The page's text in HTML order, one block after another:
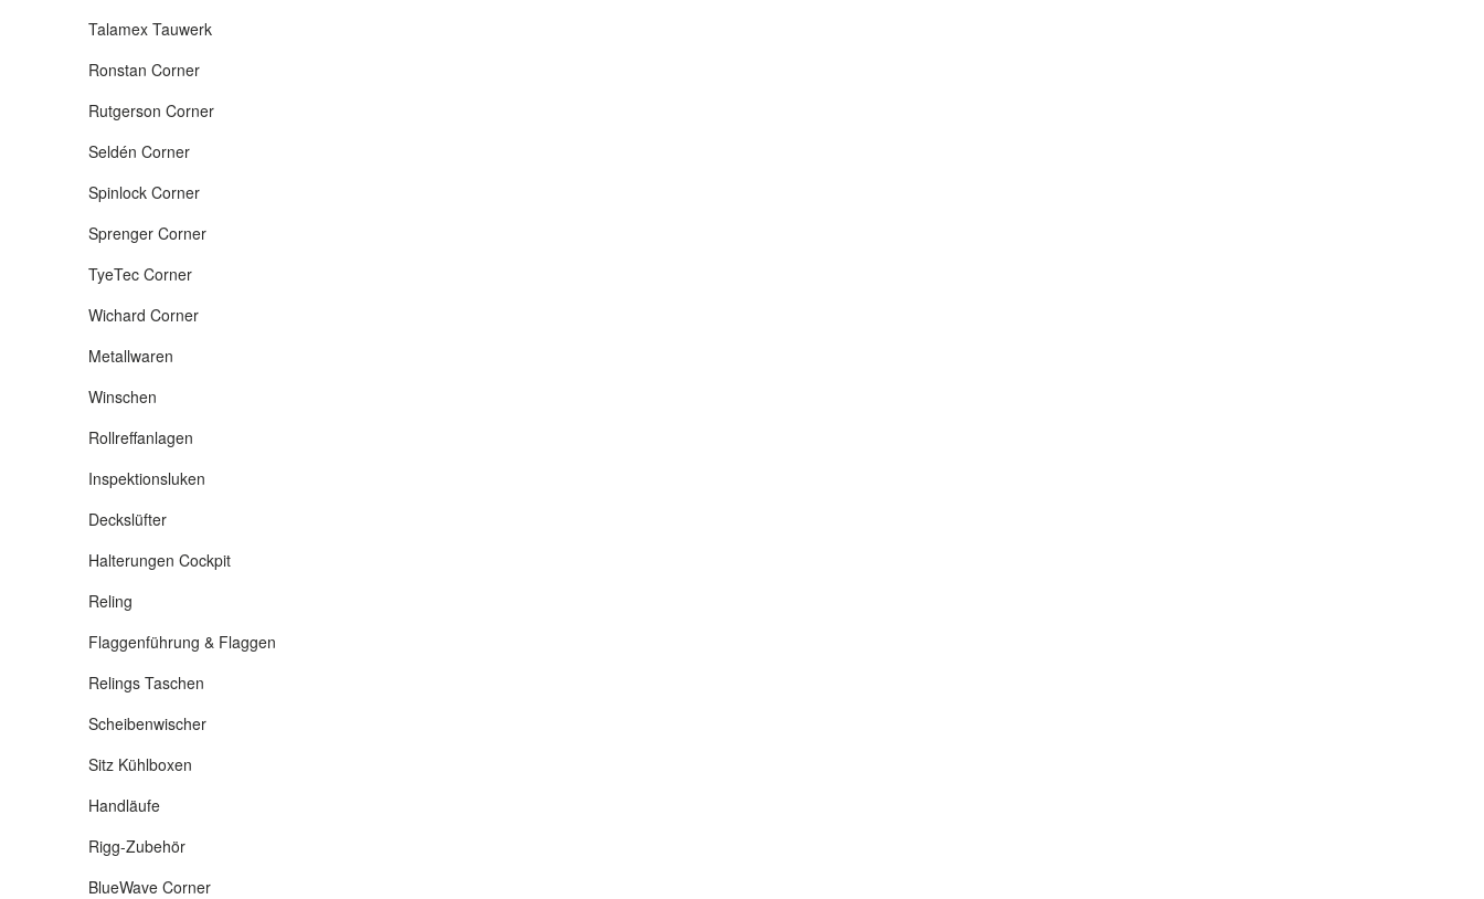
Talamex Tauwerk
Ronstan Corner
Rutgerson Corner
Seldén Corner
Spinlock Corner
Sprenger Corner
TyeTec Corner
Wichard Corner
Metallwaren
Winschen
Rollreffanlagen
Inspektionsluken
Deckslüfter
Halterungen Cockpit
Reling
Flaggenführung & Flaggen
Relings Taschen
Scheibenwischer
Sitz Kühlboxen
Handläufe
Rigg-Zubehör
BlueWave Corner